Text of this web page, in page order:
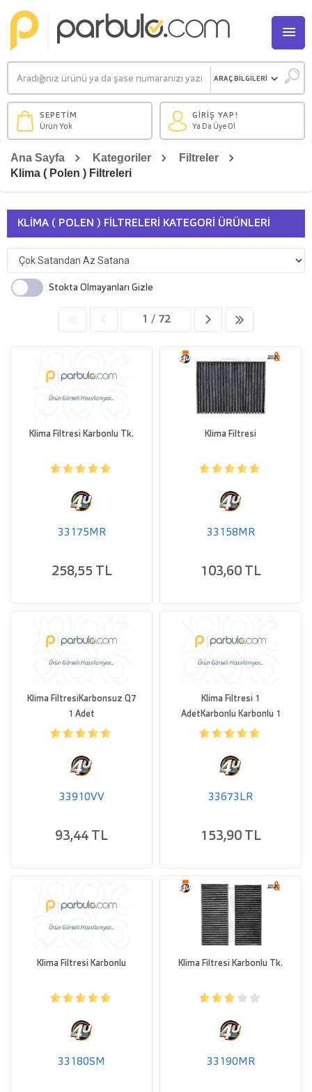
SEPETİM
Ürün Yok
GİRİŞ YAP!
Ya Da Üye Ol
Ana Sayfa Kategoriler
Filtreler
Klima ( Polen ) Filtreleri
KLIMA ( POLEN ) FILTRELERI KATEGORI ÜRÜNLERI
Stokta Olmayanları Gizle
Klima Filtresi Karbonlu Tk.
33175MR
258,55 TL
Klima Filtresi
33158MR
103,60 TL
Klima FiltresiKarbonsuz Q7
1 Adet
33910VV
93,44 TL
Klima Filtresi 1
AdetKarbonlu Karbonlu 1
Adet
33673LR
153,90 TL
Klima Filtresi Karbonlu
33180SM
Klima Filtresi Karbonlu Tk.
33190MR